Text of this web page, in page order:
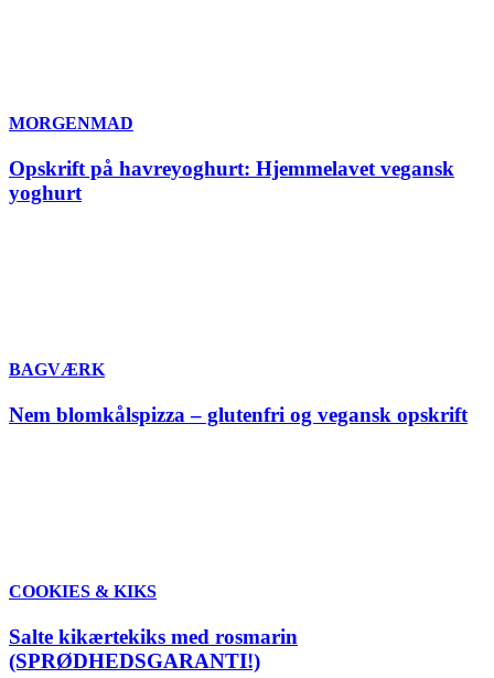
MORGENMAD
Opskrift på havreyoghurt: Hjemmelavet vegansk
yoghurt
BAGVÆRK
Nem blomkålspizza – glutenfri og vegansk opskrift
COOKIES & KIKS
Salte kikærtekiks med rosmarin
(SPRØDHEDSGARANTI!)